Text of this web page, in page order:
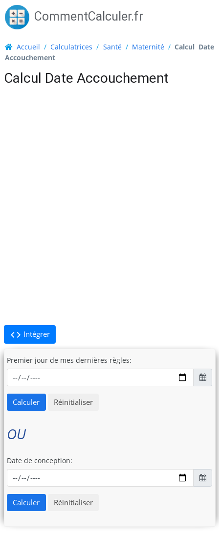
Skip
to
content
CommentCalculer.fr
Accueil /Calculatrices / Santé/ Maternité/ Calcul Date
Accouchement
Calcul Date Accouchement
code Intégrer
Premier jour de mes dernières règles:
Calculer Réinitialiser
OU
Date de conception:
Calculer Réinitialiser